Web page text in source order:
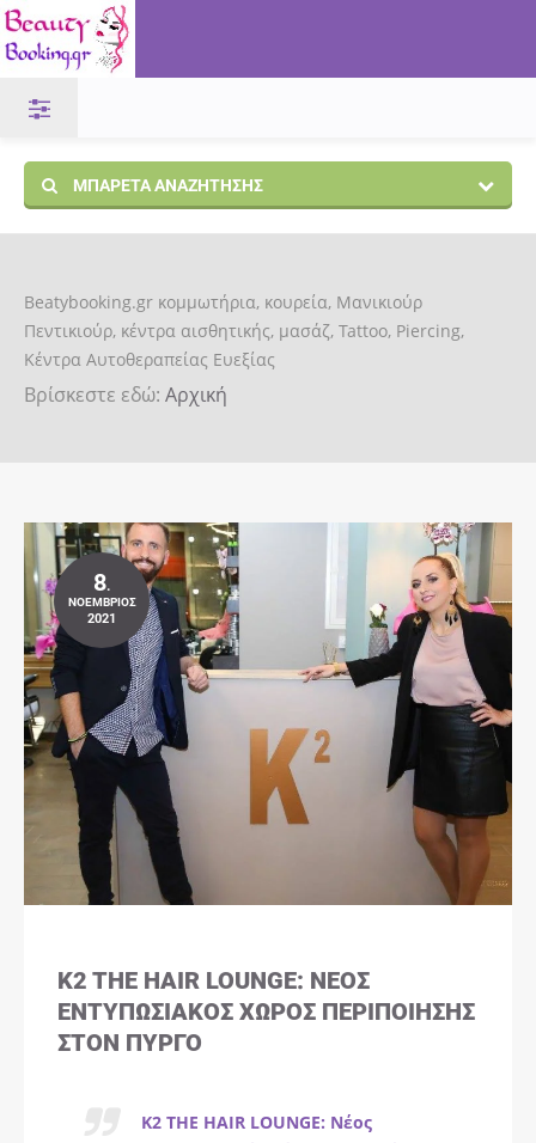
ΜΠΑΡΈΤΑ ΑΝΑΖΉΤΗΣΗΣ
Beatybooking.gr κομμωτήρια, κουρεία, Μανικιούρ
Πεντικιούρ, κέντρα αισθητικής, μασάζ, Tattoo, Piercing,
Κέντρα Αυτοθεραπείας Ευεξίας
Βρίσκεστε εδώ: Αρχική
8.
ΝΟΈΜΒΡΙΟΣ
2021
K2 THE HAIR LOUNGE: ΝΈΟΣ
ΕΝΤΥΠΩΣΙΑΚΌΣ ΧΏΡΟΣ ΠΕΡΙΠΟΊΗΣΗΣ
ΣΤΟΝ ΠΎΡΓΟ
K2 THE HAIR LOUNGE: Νέος